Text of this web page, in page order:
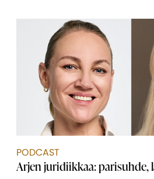
PODCAST
Arjen juridiikkaa: parisuhde,